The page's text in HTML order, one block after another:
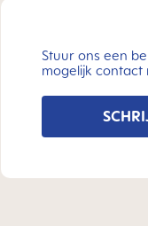
Stuur ons een
mogelijk contact